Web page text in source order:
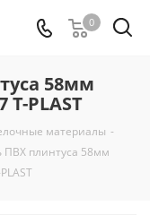
0
58мм
PLAST
материалы -
ПВХ плинтуса 58мм